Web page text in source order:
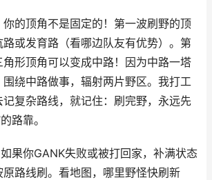
的顶角不是固定的！第一波刷野的顶
或发育路（看哪边队友有优势）。第
形顶角可以变成中路！因为中路一塔
绕中路做事，辐射两片野区。我打工
复杂路线，就记住：刷完野，永远先
路靠。
果你GANK失败或被打回家，补满状态
路线刷。看地图，哪里野怪快刷新